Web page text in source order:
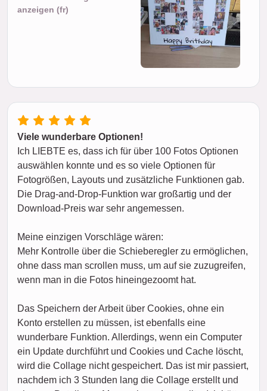
anzeigen (fr)
Viele wunderbare Optionen!
Ich LIEBTE es, dass ich für über 100 Fotos Optionen
auswählen konnte und es so viele Optionen für
Fotogrößen, Layouts und zusätzliche Funktionen gab.
Die Drag-and-Drop-Funktion war großartig und der
Download-Preis war sehr angemessen.
Meine einzigen Vorschläge wären:
Mehr Kontrolle über die Schieberegler zu ermöglichen,
ohne dass man scrollen muss, um auf sie zuzugreifen,
wenn man in die Fotos hineingezoomt hat.
Das Speichern der Arbeit über Cookies, ohne ein
Konto erstellen zu müssen, ist ebenfalls eine
wunderbare Funktion. Allerdings, wenn ein Computer
ein Update durchführt und Cookies und Cache löscht,
wird die Collage nicht gespeichert. Das ist mir passiert,
nachdem ich 3 Stunden lang die Collage erstellt und